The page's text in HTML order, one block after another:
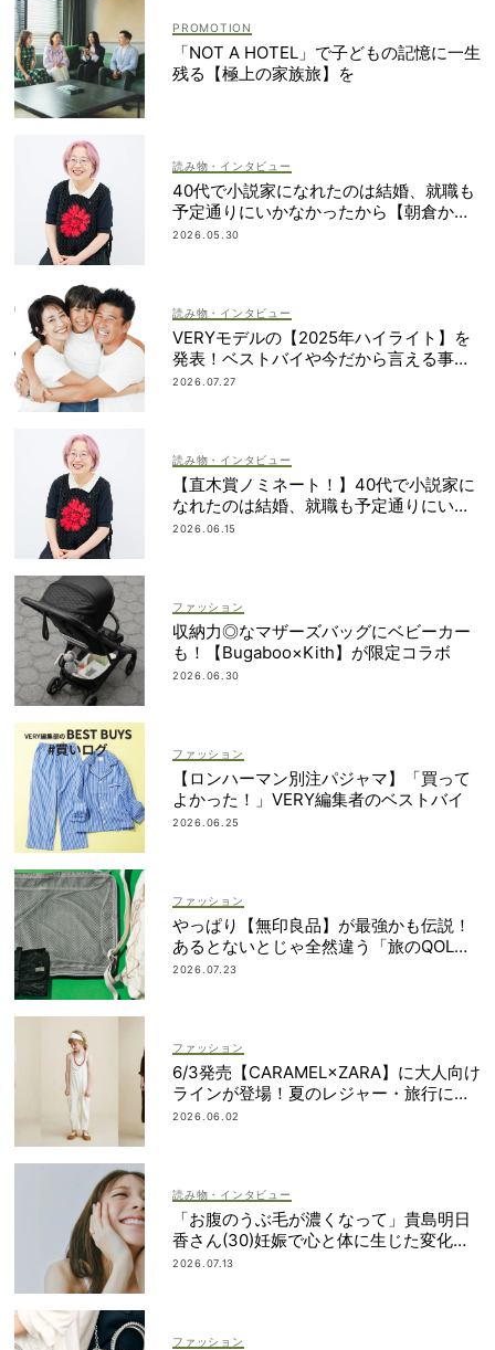
「NOT A HOTEL」で子どもの記憶に一生
残る【極上の家族旅】を
読み物・インタビュー
40代で小説家になれたのは結婚、就職も
予定通りにいかなかったから【朝倉かす
みさん】
2026.05.30
読み物・インタビュー
VERYモデルの【2025年ハイライト】を
発表！ベストバイや今だから言える事件
簿も大公開
2026.07.27
読み物・インタビュー
【直木賞ノミネート！】40代で小説家に
なれたのは結婚、就職も予定通りにいか
なかったから｜朝倉かすみさん
2026.06.15
ファッション
収納力◎なマザーズバッグにベビーカー
も！【Bugaboo×Kith】が限定コラボ
2026.06.30
ファッション
【ロンハーマン別注パジャマ】「買って
よかった！」VERY編集者のベストバイ
2026.06.25
ファッション
やっぱり【無印良品】が最強かも伝説！
あるとないとじゃ全然違う「旅のQOL爆
上げアイテム」
2026.07.23
ファッション
6/3発売【CARAMEL×ZARA】に大人向け
ラインが登場！夏のレジャー・旅行にも
おすすめ
2026.06.02
読み物・インタビュー
「お腹のうぶ毛が濃くなって」貴島明日
香さん(30)妊娠で心と体に生じた変化も
「愛しいです」
2026.07.13
ファッション